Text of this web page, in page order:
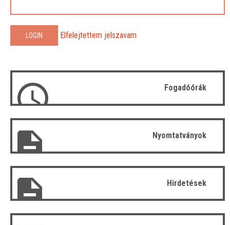
LOGIN Elfelejtettem jelszavam
Fogadóórák
Nyomtatványok
Hirdetések